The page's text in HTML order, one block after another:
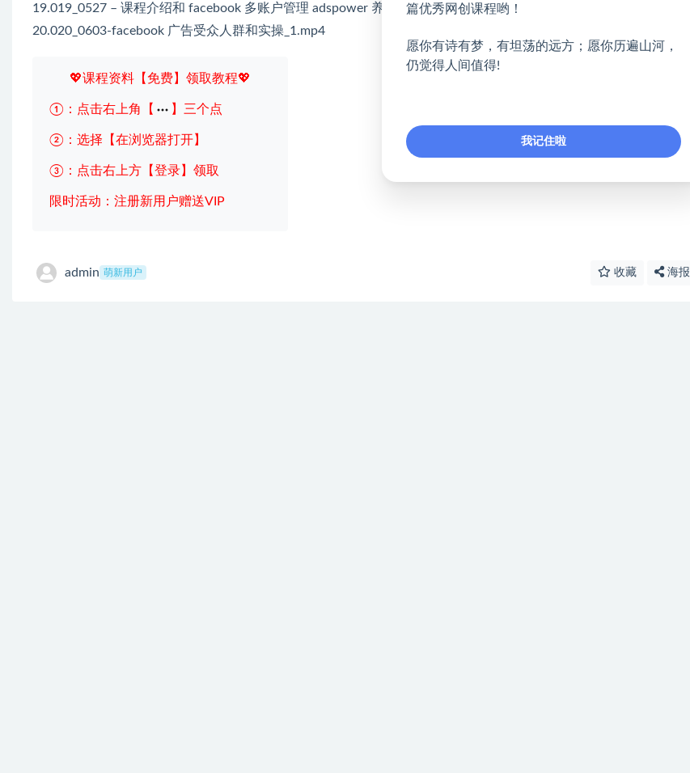
19.019_0527 – 课程介绍和 facebook 多账户管理 adspower 养号_1.mp4
20.020_0603-facebook 广告受众人群和实操_1.mp4
💖课程资料【免费】领取教程💖
①：点击右上角【 】三个点
②：选择【在浏览器打开】
③：点击右上方【登录】领取
限时活动：注册新用户赠送VIP
admin 萌新用户 收藏 海报
篇优秀网创课程哟！
愿你有诗有梦，有坦荡的远方；愿你历遍山河，
仍觉得人间值得!
我记住啦